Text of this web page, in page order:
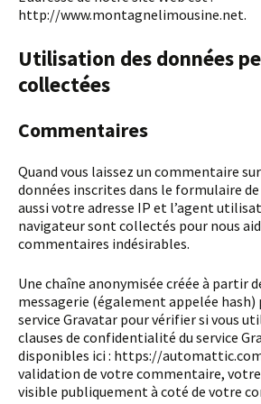
http://www.montagnelimousine.net.
Utilisation des données
collectées
Commentaires
Quand vous laissez un commentaire sur notre site web, les
données inscrites dans le formulaire
aussi votre adresse IP et l’agent
navigateur sont collectés pour nous
commentaires indésirables.
Une chaîne anonymisée créée à partir de votre adresse de
messagerie (également appelée hash)
service Gravatar pour vérifier si vous
clauses de confidentialité du service
disponibles ici : https://
validation de votre commentaire,
visible publiquement à coté de votre